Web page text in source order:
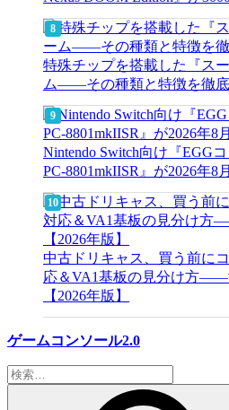
特殊チップを搭載した『ス
ム――その種類と特徴を徹底
Nintendo Switch向け『EGG
PC-8801mkIISR』が2026年8
中古ドリキャス、買う前に
応＆VA1基板の見分け方——
【2026年版】
ゲームコンソール2.0
検
索: